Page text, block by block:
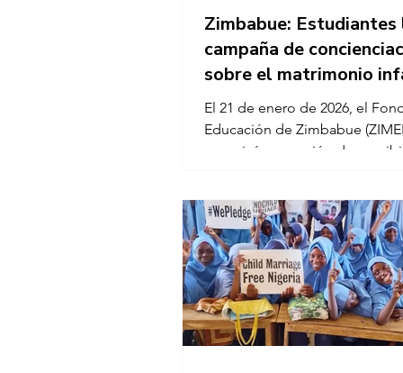
Zimbabue: Estudiantes
campaña de
sobre el matrimonio
el distrito de Luban
El 21 de enero de 2026, el
Educación de Zimbabue
organizó una sesión de
sesión, dirigida por Gibson
subdirector de programas del
centró en ayudar a los niños a
comprender el matrimonio
consecuencias. El programa
objetivo sensibilizar a los
sobre los derechos de la